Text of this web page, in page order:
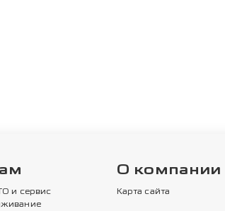
и сервис
О компании
Карта сайта